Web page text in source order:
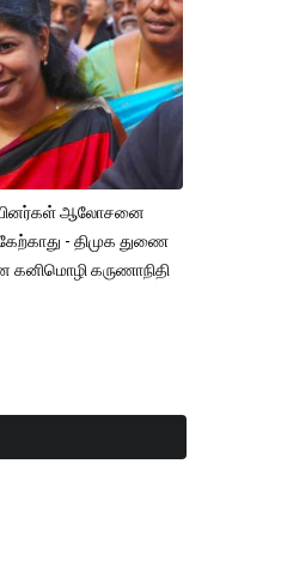
ஆலோசனை
- திமுக துணை
கனிமொழி கருணாநிதி